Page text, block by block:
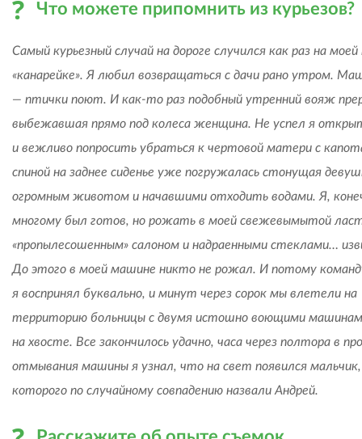
Что можете припомнить из курьезов?
Самый курьезный случай на дороге случился как раз на моей
«канарейке». Я любил возвращаться с дачи рано утром.
— птички поют. И как-то раз подобный утренний вояж
выбежавшая прямо под колеса женщина. Не успел я
и вежливо попросить убраться к чертовой матери с
спиной на заднее сиденье уже погружалась стонущая
огромным животом и начавшими отходить водами. Я,
многому был готов, но рожать в моей свежевымытой
«пропылесошенным» салоном и надраенными стеклами…
До этого в моей машине никто не рожал. И потому
я воспринял буквально, и минут через сорок мы влетели на
территорию больницы с двумя истошно воющими
на хвосте. Все закончилось удачно, часа через полтора в
отмывания машины я узнал, что на свет появился мальчик,
которого по случайному совпадению назвали Андрей.